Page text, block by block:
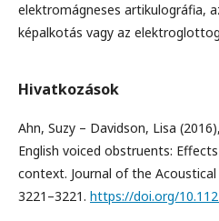
elektromágneses artikulográfia,
képalkotás vagy az
Hivatkozások
Ahn, Suzy – Davidson, Lisa
English voiced obstruents:
context. Journal of the
3221–3221. https://doi.org/